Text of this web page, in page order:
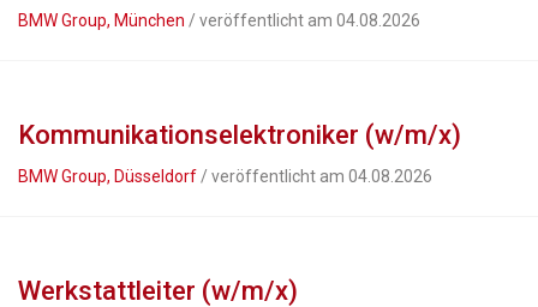
BMW Group, München / veröffentlicht am 04.08.2026
Kommunikationselektroniker (w/m/x)
BMW Group, Düsseldorf / veröffentlicht am 04.08.2026
Werkstattleiter (w/m/x)